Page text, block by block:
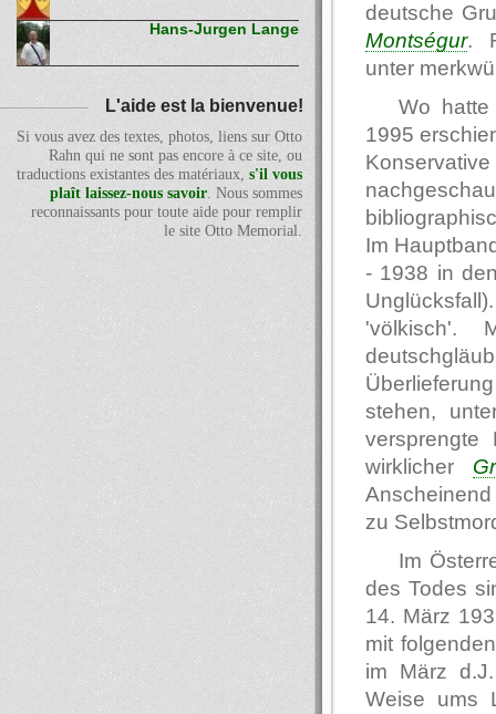
deutsche
Montségur.
unter
Wo
1995
Im
- 1938 in
'völkisch'.
stehen,
wirklicher
zu
Im
des Todes
14. März
mit
im März
Weise ums
Hans-Jurgen Lange
L'aide est la bienvenue!
Si vous avez des textes, photos, liens sur Otto
Rahn qui ne sont pas encore à ce site, ou
traductions existantes des matériaux, s'il vous
plaît laissez-nous savoir. Nous sommes
reconnaissants pour toute aide pour remplir
le site Otto Memorial.